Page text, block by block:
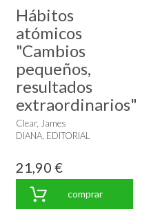
Hábitos
atómicos
"Cambios
pequeños,
resultados
extraordinarios"
Clear, James
DIANA, EDITORIAL
21,90 €
comprar